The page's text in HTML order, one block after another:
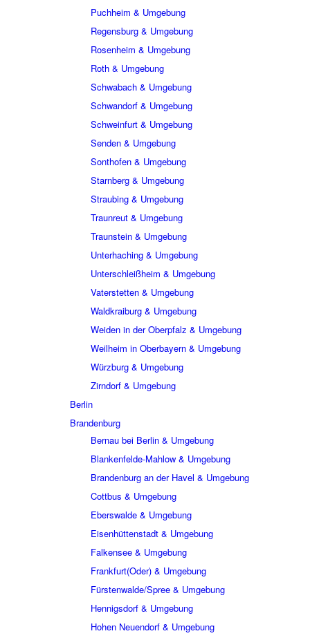
Puchheim & Umgebung
Regensburg & Umgebung
Rosenheim & Umgebung
Roth & Umgebung
Schwabach & Umgebung
Schwandorf & Umgebung
Schweinfurt & Umgebung
Senden & Umgebung
Sonthofen & Umgebung
Starnberg & Umgebung
Straubing & Umgebung
Traunreut & Umgebung
Traunstein & Umgebung
Unterhaching & Umgebung
Unterschleißheim & Umgebung
Vaterstetten & Umgebung
Waldkraiburg & Umgebung
Weiden in der Oberpfalz & Umgebung
Weilheim in Oberbayern & Umgebung
Würzburg & Umgebung
Zirndorf & Umgebung
Berlin
Brandenburg
Bernau bei Berlin & Umgebung
Blankenfelde-Mahlow & Umgebung
Brandenburg an der Havel & Umgebung
Cottbus & Umgebung
Eberswalde & Umgebung
Eisenhüttenstadt & Umgebung
Falkensee & Umgebung
Frankfurt(Oder) & Umgebung
Fürstenwalde/Spree & Umgebung
Hennigsdorf & Umgebung
Hohen Neuendorf & Umgebung